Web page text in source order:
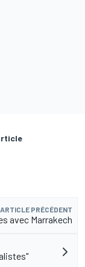
ARTICLE PRÉCÉDENT
avec Marrakech